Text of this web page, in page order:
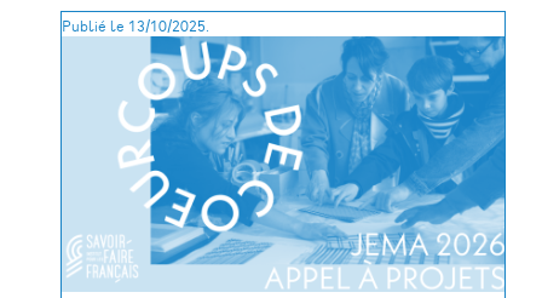
de
Nantes
rouvre
ses
portes
:
un
hommage
artisans
de
la
renaissance
Publié le 13/10/2025.